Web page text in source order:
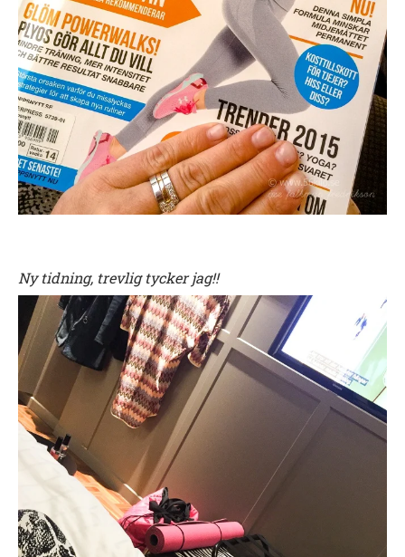
Ny tidning, trevlig tycker jag!!